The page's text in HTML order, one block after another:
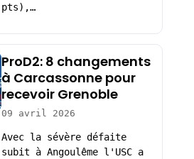
pts),…
ProD2: 8 changements
à Carcassonne pour
recevoir Grenoble
09 avril 2026
Avec la sévère défaite
subit à Angoulême l'USC a